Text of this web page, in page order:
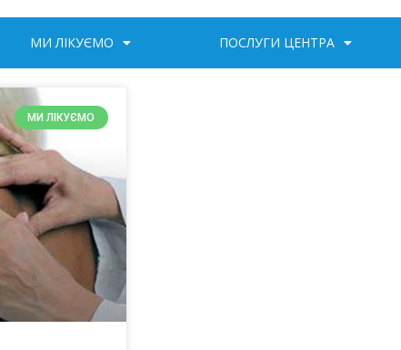
МИ ЛІКУЄМО ПОСЛУГИ ЦЕНТРА
МИ ЛІКУЄМО